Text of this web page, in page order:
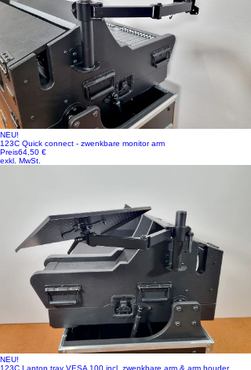
NEU!
123C Quick connect - zwenkbare monitor arm
Preis64,50 €
exkl. MwSt.
NEU!
123C Laptop tray VESA 100 incl. zwenkbare arm & arm houder